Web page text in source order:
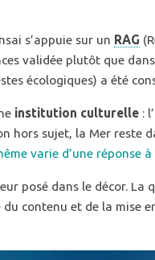
s’appuie sur un RAG
validée plutôt que
écologiques) a été
institution culturelle :
hors sujet, la Mer reste
varie d’une réponse à
posé dans le décor. La
contenu et de la mise